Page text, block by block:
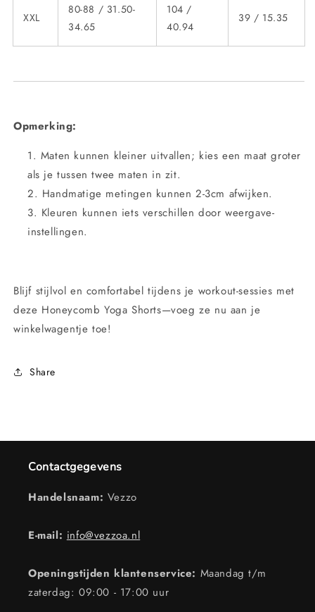
XXL
80-88 / 31.50-
34.65
104 /
40.94
39 / 15.35
Opmerking:
Maten kunnen kleiner uitvallen; kies een maat groter
als je tussen twee maten in zit.
Handmatige metingen kunnen 2-3cm afwijken.
Kleuren kunnen iets verschillen door weergave-
instellingen.
Blijf stijlvol en comfortabel tijdens je workout-sessies met
deze Honeycomb Yoga Shorts—voeg ze nu aan je
winkelwagentje toe!
Share
Contactgegevens
Handelsnaam: Vezzo
E-mail: info@vezzoa.nl
Openingstijden klantenservice: Maandag t/m
zaterdag: 09:00 - 17:00 uur